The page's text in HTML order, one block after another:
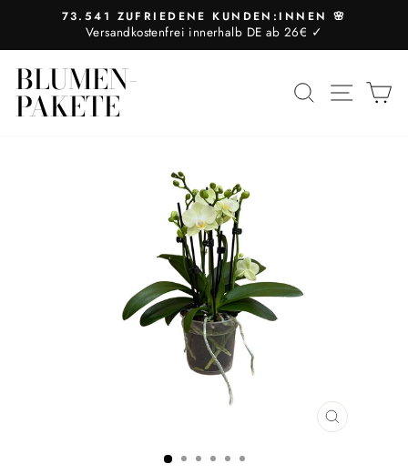
Inhalt
Pause
73.541 ZUFRIEDENE KUNDEN:INNEN 🌸
Versandkostenfrei innerhalb DE ab 26€ ✓
BLUMEN-
PAKETE SUCHE